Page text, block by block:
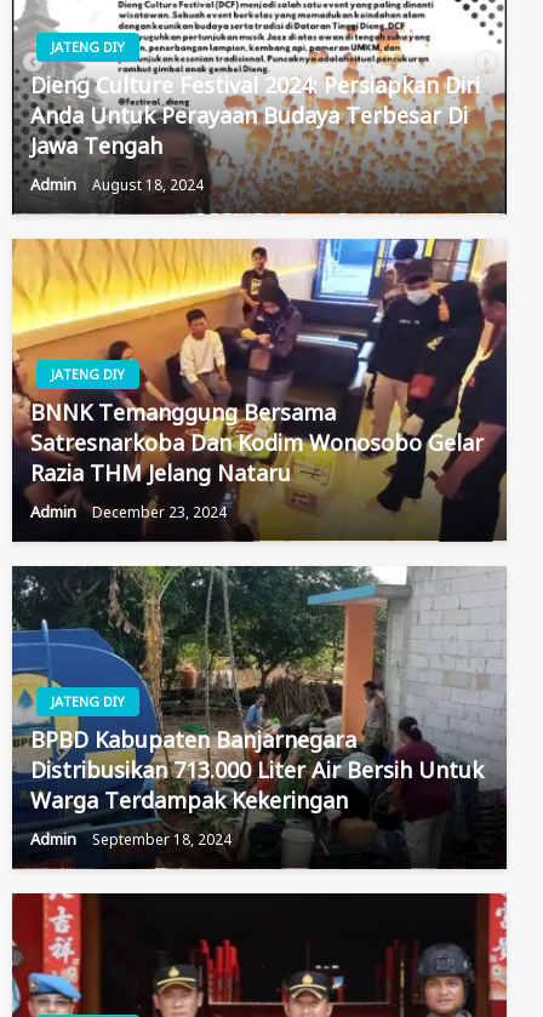
JATENG DIY
Dieng Culture Festival 2024: Persiapkan Diri
Anda Untuk Perayaan Budaya Terbesar Di
Jawa Tengah
Admin August 18, 2024
JATENG DIY
BNNK Temanggung Bersama
Satresnarkoba Dan Kodim Wonosobo Gelar
Razia THM Jelang Nataru
Admin December 23, 2024
JATENG DIY
BPBD Kabupaten Banjarnegara
Distribusikan 713.000 Liter Air Bersih Untuk
Warga Terdampak Kekeringan
Admin September 18, 2024